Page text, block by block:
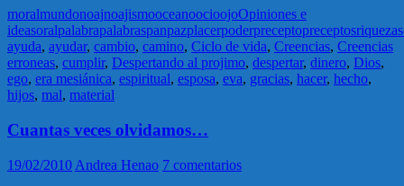
moralmundonoajnoajismooceanoocioojoOpiniones e
ideasoralpalabrapalabraspanpazplacerpoderpreceptopreceptosriqueza
ayuda, ayudar, cambio, camino, Ciclo de vida, Creencias, Creencias
erroneas, cumplir, Despertando al projimo, despertar, dinero, Dios,
ego, era mesiánica, espiritual, esposa, eva, gracias, hacer, hecho,
hijos, mal, material
Cuantas veces olvidamos…
19/02/2010 Andrea Henao 7 comentarios